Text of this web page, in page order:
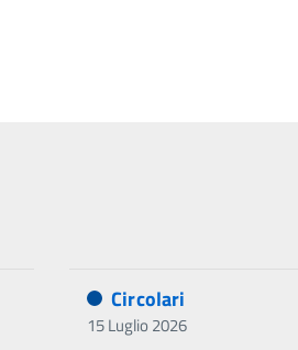
Circolari
15 Luglio 2026